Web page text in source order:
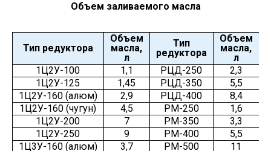
Объем заливаемого масла
Тип редуктора
Объем
масла,
л
Тип
редуктора
Объем
масла,
л
1Ц2У-100
1,1 РЦД-250
2,3
1Ц2У-125
1,45 РЦД-350
5,5
1Ц2У-160 (алюм)
2,9 РЦД-400
8,4
1Ц2У-160 (чугун)
4,5 РМ-250
1,6
1Ц2У-200
7 РМ-350
3,3
1Ц2У-250
9 РМ-400
5,5
1Ц3У-160 (алюм)
3,7 РМ-500
11